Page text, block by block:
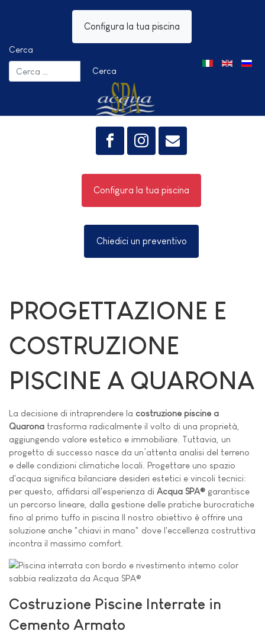
Configura la tua piscina
Cerca
Cerca
Seleziona la tua
Configura la tua piscina
Chiedici un preventivo
PROGETTAZIONE E
COSTRUZIONE
PISCINE A QUARONA
La decisione di intraprendere la costruzione piscine a
Quarona trasforma radicalmente il volto di una proprietà,
aggiungendo valore estetico e immobiliare. Tuttavia, un
progetto di successo nasce da un’attenta analisi del terreno
e delle condizioni climatiche locali. Progettare uno spazio
d'acqua significa bilanciare desideri estetici e vincoli tecnici:
per questo, affidarsi all'esperienza di Acqua SPA® garantisce
un percorso lineare, dalla gestione delle pratiche burocratiche
fino al primo tuffo in piscina Il nostro obiettivo è offrire una
soluzione anche "chiavi in mano" dove l'eccellenza costruttiva
incontra il massimo comfort.
Costruzione Piscine Interrate in
Cemento Armato